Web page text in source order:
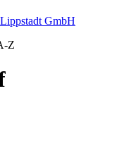
GmbH
Z